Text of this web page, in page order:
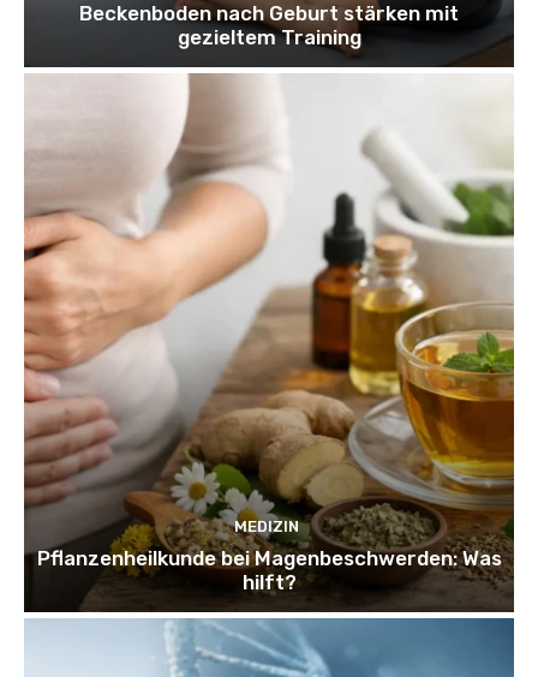
Beckenboden nach Geburt stärken mit
gezieltem Training
MEDIZIN
Pflanzenheilkunde bei Magenbeschwerden: Was
hilft?